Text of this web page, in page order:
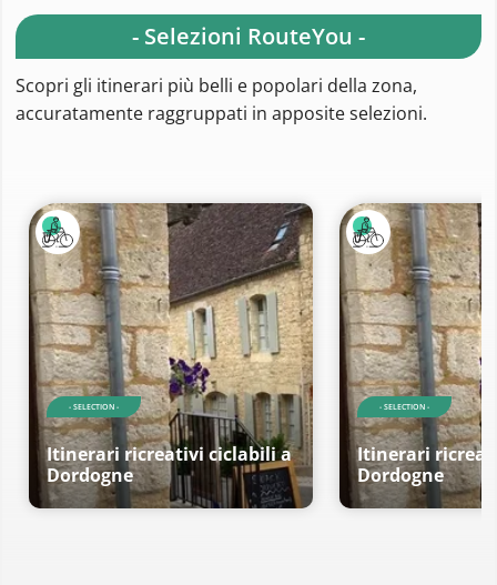
- Selezioni RouteYou -
Scopri gli itinerari più belli e popolari della zona,
accuratamente raggruppati in apposite selezioni.
- SELECTION -
Itinerari ricreativi ciclabili a
Dordogne
- SELECTION -
Itinerari
Dordogne